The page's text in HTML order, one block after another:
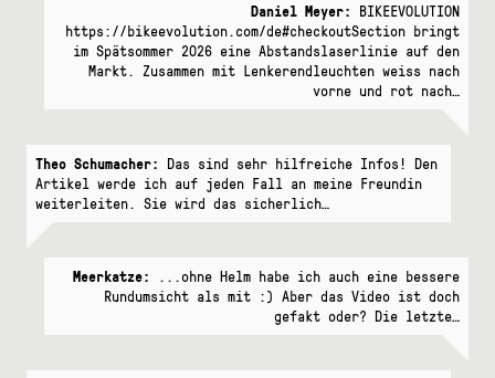
Daniel Meyer: BIKEEVOLUTION
https://bikeevolution.com/de#checkoutSection bringt
im Spätsommer 2026 eine Abstandslaserlinie auf den
Markt. Zusammen mit Lenkerendleuchten weiss nach
vorne und rot nach…
Theo Schumacher: Das sind sehr hilfreiche Infos! Den
Artikel werde ich auf jeden Fall an meine Freundin
weiterleiten. Sie wird das sicherlich…
Meerkatze:
...ohne Helm habe ich auch eine bessere
Rundumsicht als mit :) Aber das Video ist doch
gefakt oder? Die letzte…